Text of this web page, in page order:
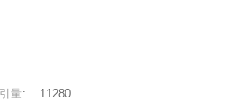
量:
11280